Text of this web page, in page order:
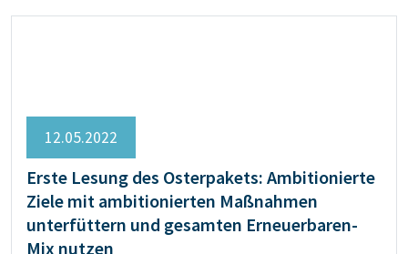
12.05.2022
Erste Lesung des Osterpakets: Ambitionierte
Ziele mit ambitionierten Maßnahmen
unterfüttern und gesamten Erneuerbaren-
Mix nutzen